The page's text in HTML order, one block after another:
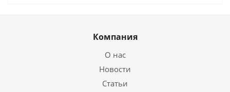
Компания
О нас
Новости
Статьи